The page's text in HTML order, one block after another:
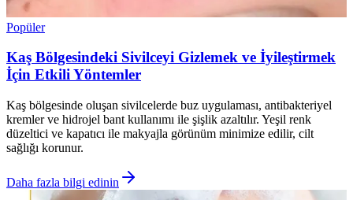
Popüler
Kaş Bölgesindeki Sivilceyi Gizlemek ve İyileştirmek
İçin Etkili Yöntemler
Kaş bölgesinde oluşan sivilcelerde buz uygulaması, antibakteriyel
kremler ve hidrojel bant kullanımı ile şişlik azaltılır. Yeşil renk
düzeltici ve kapatıcı ile makyajla görünüm minimize edilir, cilt
sağlığı korunur.
Daha fazla bilgi edinin